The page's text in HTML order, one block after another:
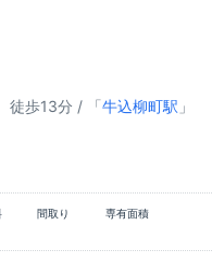
徒歩13分 / 「牛込柳町駅 」
間取り
専有面積